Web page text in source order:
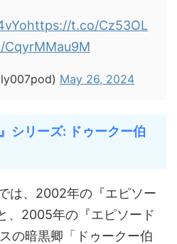
https://t.co/Cz53OL
May 26, 2024
シリーズ: ドゥークー伯
は、2002年の『エピソー
、2005年の『エピソード
の暗黒卿「ドゥークー伯